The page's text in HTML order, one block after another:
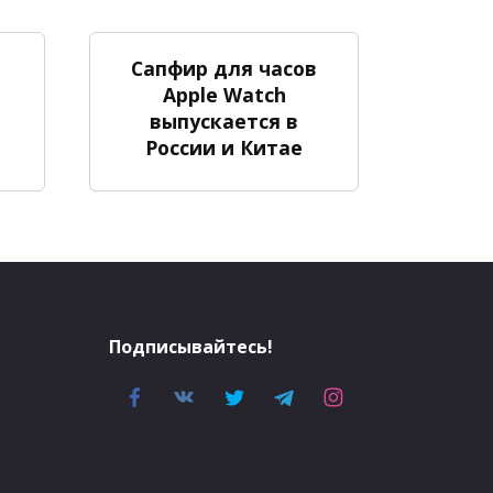
Сапфир для часов
Apple Watch
выпускается в
России и Китае
Подписывайтесь!